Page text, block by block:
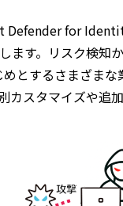
Defender for
ます。リスク検知
とするさまざま
カスタマイズや追